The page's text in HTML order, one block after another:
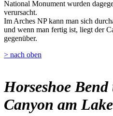
National Monument wurden
verursacht.
Im Arches NP kann man sich
und wenn man fertig ist, liegt der
gegenüber.
> nach oben
Horseshoe
Canyon am